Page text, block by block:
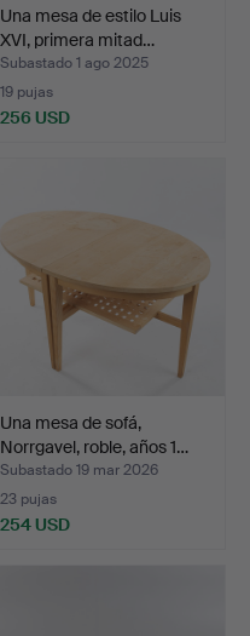
Una mesa de estilo Luis
XVI, primera mitad…
Subastado 1 ago 2025
19 pujas
256 USD
Una mesa de sofá,
Norrgavel, roble, años 1…
Subastado 19 mar 2026
23 pujas
254 USD